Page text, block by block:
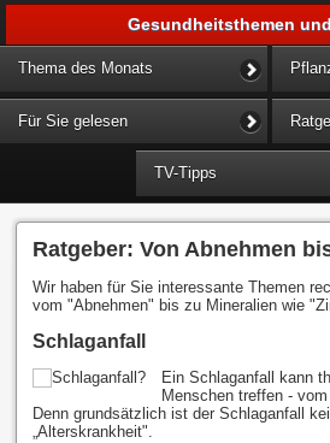
Gesundheitsthemen
Thema des Monats
Für Sie gelesen
TV-Tipps
Ratgeber: Von Abnehmen
Wir haben für Sie interessante Themen
vom "Abnehmen" bis zu Mineralien wie
Schlaganfall
Ein Schlaganfall kann
Menschen treffen -
Denn grundsätzlich ist der Schlaganfall
„Alterskrankheit".